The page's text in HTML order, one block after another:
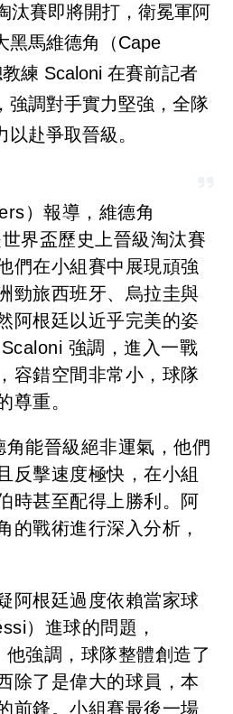
汰賽即將開打，衛冕軍阿
黑馬維德角（Cape
練 Scaloni 在賽前記者
強調對手實力堅強，全隊
赴爭取晉級。
）報導，維德角
世界盃歷史上晉級淘汰賽
們在小組賽中展現頑強
勁旅西班牙、烏拉圭與
阿根廷以近乎完美的姿
強調，進入一戰
容錯空間非常小，球隊
尊重。
能晉級絕非運氣，他們
反擊速度極快，在小組
時甚至配得上勝利。阿
的戰術進行深入分析，
阿根廷過度依賴當家球
）進球的問題，
強調，球隊整體創造了
除了是偉大的球員，本
前鋒。小組賽最後一場